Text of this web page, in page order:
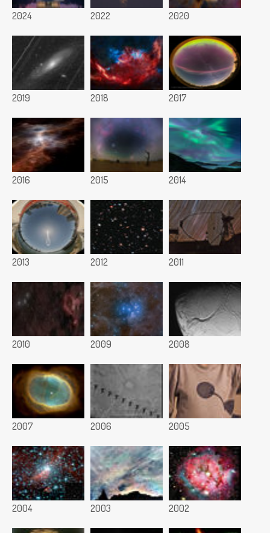
2024 2022 2020
2019 2018 2017
2016 2015 2014
2013 2012 2011
2010 2009 2008
2007 2006 2005
2004 2003 2002